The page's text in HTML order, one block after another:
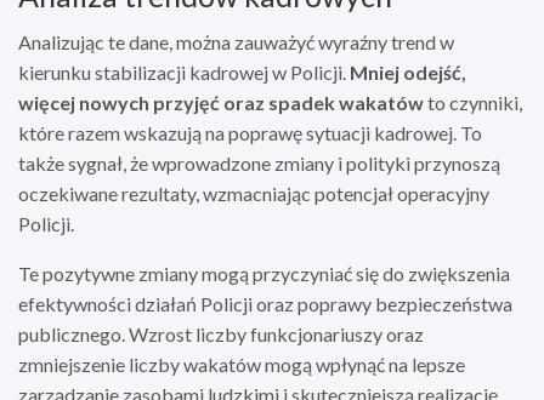
Analizując te dane, można zauważyć wyraźny trend w
kierunku stabilizacji kadrowej w Policji. Mniej odejść,
więcej nowych przyjęć oraz spadek wakatówto czynniki,
które razem wskazują na poprawę sytuacji kadrowej. To
także sygnał, że wprowadzone zmiany i polityki przynoszą
oczekiwane rezultaty, wzmacniając potencjał operacyjny
Policji.
Te pozytywne zmiany mogą przyczyniać się do zwiększenia
efektywności działań Policji oraz poprawy bezpieczeństwa
publicznego. Wzrost liczby funkcjonariuszy oraz
zmniejszenie liczby wakatów mogą wpłynąć na lepsze
zarządzanie zasobami ludzkimi i skuteczniejszą realizację